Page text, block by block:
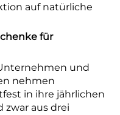
auf natürliche
für
und
nehmen
in ihre jährlichen
zwar aus drei